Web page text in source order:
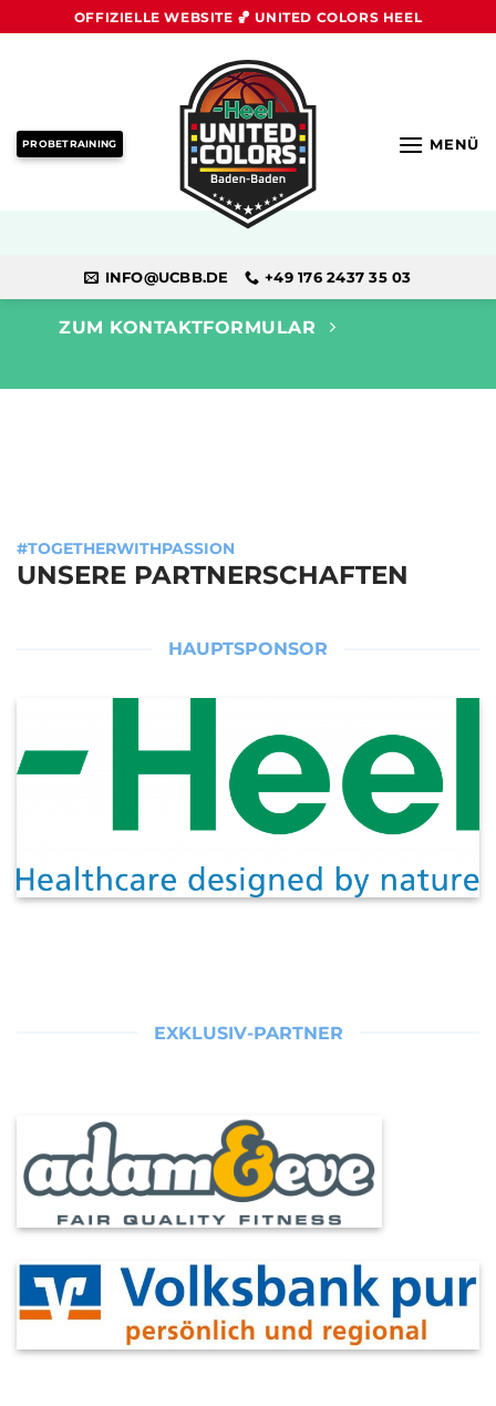
Inhalt
OFFIZIELLE WEBSITE 🏀 UNITED COLORS HEEL
PROBETRAINING MENÜ
INFO@UCBB.DE +49 176 2437 35 03
JETZT PARTNER WERDEN
ZUM KONTAKTFORMULAR
#TOGETHERWITHPASSION
UNSERE PARTNERSCHAFTEN
HAUPTSPONSOR
EXKLUSIV-PARTNER